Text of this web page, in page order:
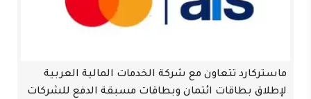
ماستركارد تتعاون مع شركة الخدمات المالية العربية
لإطلاق بطاقات ائتمان وبطاقات مسبقة الدفع للشركات